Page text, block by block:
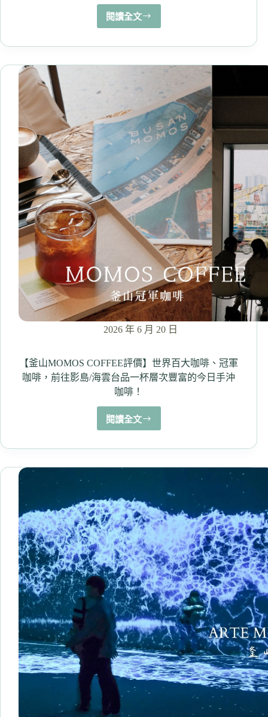
閱讀全文
【白
灘
村】
通.
計
程
車
資
訊.
地
圖。
釜
山
影
島
佳
喝
咖
啡
看
海
地！
走
走
絕
海
散
路、
琴
階
梯
2026 年 6 月 20 日
【釜山MOMOS COFFEE評價】世界百大咖啡、冠軍
咖啡，前往影島/海雲台品一杯層次豐富的今日手沖
咖啡！
閱讀全文
【釜
MOMOS
世
界
百
大
咖
啡、
冠
軍
咖
啡，
前
往
影
島/
海
雲